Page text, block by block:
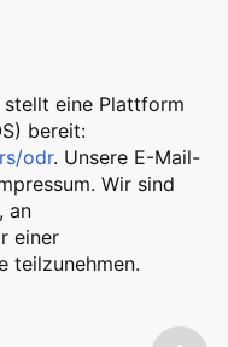
stellt eine Plattform
bereit:
odr. Unsere E-Mail-
Wir sind
an
einer
teilzunehmen.